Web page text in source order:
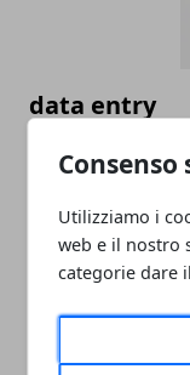
Consenso
Utilizziamo i
web e il nostro
categorie dare
data entry